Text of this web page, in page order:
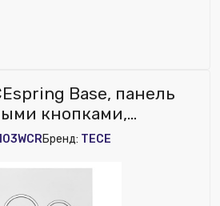
на веб-витрине mag1c:
Base, панель
кнопками,
глянц., унитаз
Бренд: TECE